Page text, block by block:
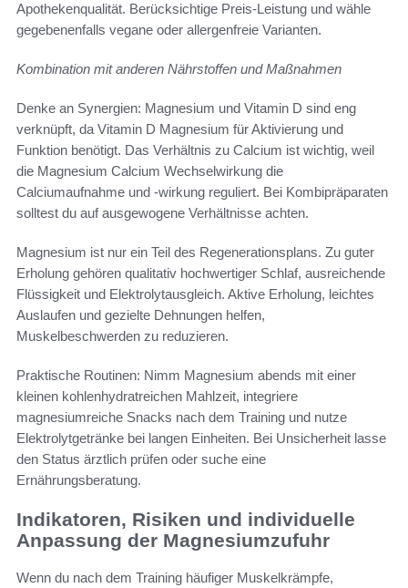
Apothekenqualität. Berücksichtige Preis-Leistung und wähle
gegebenenfalls vegane oder allergenfreie Varianten.
Kombination mit anderen Nährstoffen und Maßnahmen
Denke an Synergien: Magnesium und Vitamin D sind eng
verknüpft, da Vitamin D Magnesium für Aktivierung und
Funktion benötigt. Das Verhältnis zu Calcium ist wichtig, weil
die Magnesium Calcium Wechselwirkung die
Calciumaufnahme und -wirkung reguliert. Bei Kombipräparaten
solltest du auf ausgewogene Verhältnisse achten.
Magnesium ist nur ein Teil des Regenerationsplans. Zu guter
Erholung gehören qualitativ hochwertiger Schlaf, ausreichende
Flüssigkeit und Elektrolytausgleich. Aktive Erholung, leichtes
Auslaufen und gezielte Dehnungen helfen,
Muskelbeschwerden zu reduzieren.
Praktische Routinen: Nimm Magnesium abends mit einer
kleinen kohlenhydratreichen Mahlzeit, integriere
magnesiumreiche Snacks nach dem Training und nutze
Elektrolytgetränke bei langen Einheiten. Bei Unsicherheit lasse
den Status ärztlich prüfen oder suche eine
Ernährungsberatung.
Indikatoren, Risiken und individuelle
Anpassung der Magnesiumzufuhr
Wenn du nach dem Training häufiger Muskelkrämpfe,